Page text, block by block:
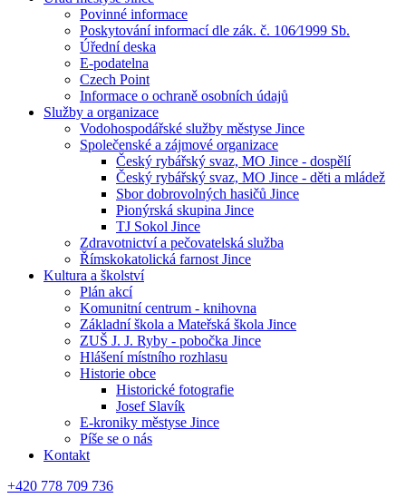
Povinné informace
Poskytování informací dle zák. č. 106⁄1999 Sb.
Úřední deska
E-podatelna
Czech Point
Informace o ochraně osobních údajů
Služby a organizace
Vodohospodářské služby městyse Jince
Společenské a zájmové organizace
Český rybářský svaz, MO Jince - dospělí
Český rybářský svaz, MO Jince - děti a mládež
Sbor dobrovolných hasičů Jince
Pionýrská skupina Jince
TJ Sokol Jince
Zdravotnictví a pečovatelská služba
Římskokatolická farnost Jince
Kultura a školství
Plán akcí
Komunitní centrum - knihovna
Základní škola a Mateřská škola Jince
ZUŠ J. J. Ryby - pobočka Jince
Hlášení místního rozhlasu
Historie obce
Historické fotografie
Josef Slavík
E-kroniky městyse Jince
Píše se o nás
Kontakt
+420 778 709 736